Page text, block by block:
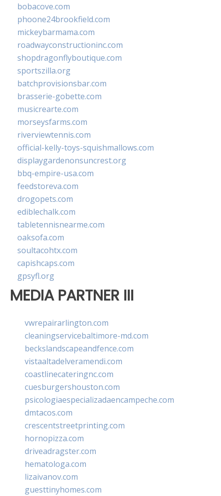
bobacove.com
phoone24brookfield.com
mickeybarmama.com
roadwayconstructioninc.com
shopdragonflyboutique.com
sportszilla.org
batchprovisionsbar.com
brasserie-gobette.com
musicrearte.com
morseysfarms.com
riverviewtennis.com
official-kelly-toys-squishmallows.com
displaygardenonsuncrest.org
bbq-empire-usa.com
feedstoreva.com
drogopets.com
ediblechalk.com
tabletennisnearme.com
oaksofa.com
soultacohtx.com
capishcaps.com
gpsyfl.org
MEDIA PARTNER III
vwrepairarlington.com
cleaningservicebaltimore-md.com
beckslandscapeandfence.com
vistaaltadelveramendi.com
coastlinecateringnc.com
cuesburgershouston.com
psicologiaespecializadaencampeche.com
dmtacos.com
crescentstreetprinting.com
hornopizza.com
driveadragster.com
hematologa.com
lizaivanov.com
guesttinyhomes.com